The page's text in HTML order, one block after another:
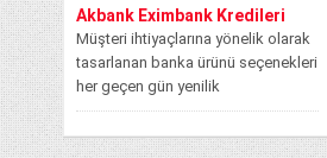
Akbank Eximbank Kredileri
Müşteri ihtiyaçlarına yönelik olarak
tasarlanan banka ürünü seçenekleri
her geçen gün yenilik
kazanmaktadır. Yenilikçi hizmet...